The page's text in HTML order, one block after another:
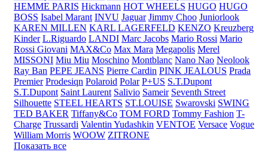
HEMME PARIS Hickmann HOT WHEELS HUGO HUGO
BOSS Isabel Marant INVU Jaguar Jimmy Choo Juniorlook
KAREN MILLEN KARL LAGERFELD KENZO Kreuzberg
Kinder L.Riguardo LANDI Marc Jacobs Mario Rossi Mario
Rossi Giovani MAX&Co Max Mara Megapolis Merel
MISSONI Miu Miu Moschino Montblanc Nano Nao Neolook
Ray Ban PEPE JEANS Pierre Cardin PINK JEALOUS Prada
Premier Prodesiqn Polaroid Polar P+US S.T.Dupont
S.T.Dupont Saint Laurent Salivio Sameir Seventh Street
Silhouette STEEL HEARTS ST.LOUISE Swarovski SWING
TED BAKER Tiffany&Co TOM FORD Tommy Fashion T-
Charge Trussardi Valentin Yudashkin VENTOE Versace Vogue
William Morris WOOW ZITRONE
Показать все